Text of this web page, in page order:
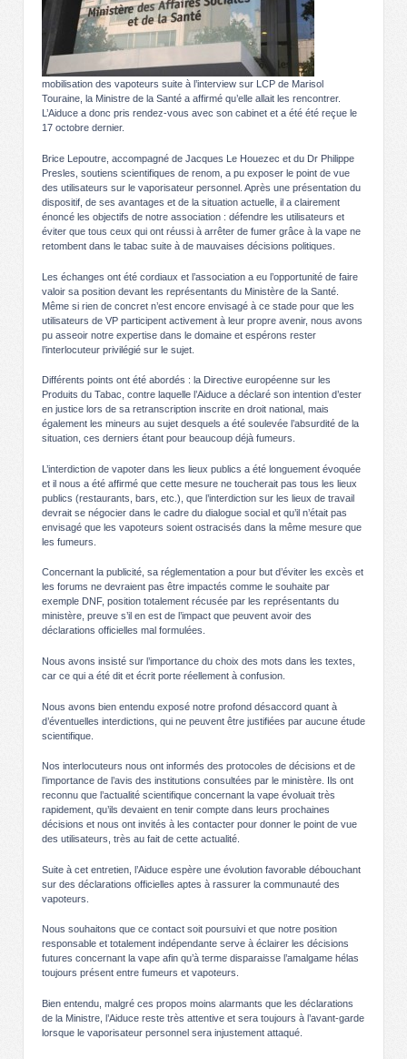
mobilisation des vapoteurs suite à l’interview sur LCP de Marisol
Touraine, la Ministre de la Santé a affirmé qu’elle allait les rencontrer.
L’Aiduce a donc pris rendez-vous avec son cabinet et a été été reçue le
17 octobre dernier.
Brice Lepoutre, accompagné de Jacques Le Houezec et du Dr Philippe
Presles, soutiens scientifiques de renom, a pu exposer le point de vue
des utilisateurs sur le vaporisateur personnel. Après une présentation du
dispositif, de ses avantages et de la situation actuelle, il a clairement
énoncé les objectifs de notre association : défendre les utilisateurs et
éviter que tous ceux qui ont réussi à arrêter de fumer grâce à la vape ne
retombent dans le tabac suite à de mauvaises décisions politiques.
Les échanges ont été cordiaux et l’association a eu l’opportunité de faire
valoir sa position devant les représentants du Ministère de la Santé.
Même si rien de concret n’est encore envisagé à ce stade pour que les
utilisateurs de VP participent activement à leur propre avenir, nous avons
pu asseoir notre expertise dans le domaine et espérons rester
l’interlocuteur privilégié sur le sujet.
Différents points ont été abordés : la Directive européenne sur les
Produits du Tabac, contre laquelle l’Aiduce a déclaré son intention d’ester
en justice lors de sa retranscription inscrite en droit national, mais
également les mineurs au sujet desquels a été soulevée l’absurdité de la
situation, ces derniers étant pour beaucoup déjà fumeurs.
L’interdiction de vapoter dans les lieux publics a été longuement évoquée
et il nous a été affirmé que cette mesure ne toucherait pas tous les lieux
publics (restaurants, bars, etc.), que l’interdiction sur les lieux de travail
devrait se négocier dans le cadre du dialogue social et qu’il n’était pas
envisagé que les vapoteurs soient ostracisés dans la même mesure que
les fumeurs.
Concernant la publicité, sa réglementation a pour but d’éviter les excès et
les forums ne devraient pas être impactés comme le souhaite par
exemple DNF, position totalement récusée par les représentants du
ministère, preuve s’il en est de l’impact que peuvent avoir des
déclarations officielles mal formulées.
Nous avons insisté sur l’importance du choix des mots dans les textes,
car ce qui a été dit et écrit porte réellement à confusion.
Nous avons bien entendu exposé notre profond désaccord quant à
d’éventuelles interdictions, qui ne peuvent être justifiées par aucune étude
scientifique.
Nos interlocuteurs nous ont informés des protocoles de décisions et de
l’importance de l’avis des institutions consultées par le ministère. Ils ont
reconnu que l’actualité scientifique concernant la vape évoluait très
rapidement, qu’ils devaient en tenir compte dans leurs prochaines
décisions et nous ont invités à les contacter pour donner le point de vue
des utilisateurs, très au fait de cette actualité.
Suite à cet entretien, l’Aiduce espère une évolution favorable débouchant
sur des déclarations officielles aptes à rassurer la communauté des
vapoteurs.
Nous souhaitons que ce contact soit poursuivi et que notre position
responsable et totalement indépendante serve à éclairer les décisions
futures concernant la vape afin qu’à terme disparaisse l’amalgame hélas
toujours présent entre fumeurs et vapoteurs.
Bien entendu, malgré ces propos moins alarmants que les déclarations
de la Ministre, l’Aiduce reste très attentive et sera toujours à l’avant-garde
lorsque le vaporisateur personnel sera injustement attaqué.